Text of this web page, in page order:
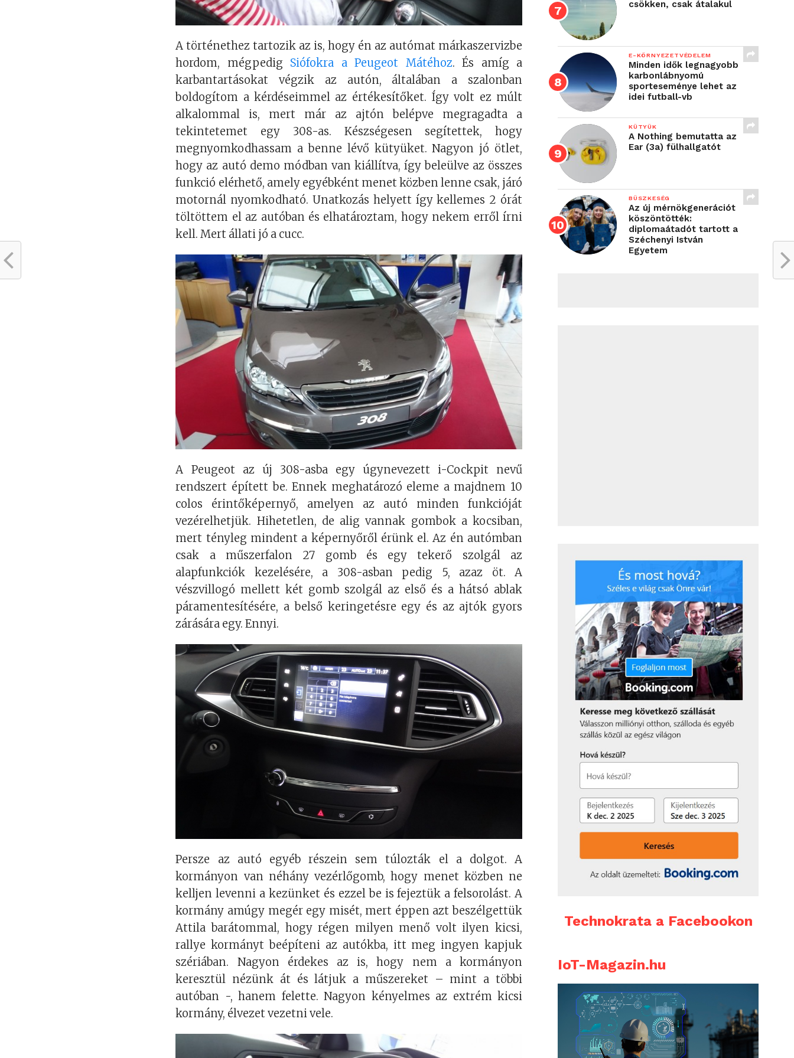
A történethez tartozik az is, hogy én az autómat márkaszervizbe
hordom, mégpedig Siófokra a Peugeot Mátéhoz. És amíg a
karbantartásokat végzik az autón, általában a szalonban
boldogítom a kérdéseimmel az értékesítőket. Így volt ez múlt
alkalommal is, mert már az ajtón belépve megragadta a
tekintetemet egy 308-as. Készségesen segítettek, hogy
megnyomkodhassam a benne lévő kütyüket. Nagyon jó ötlet,
hogy az autó demo módban van kiállítva, így beleülve az összes
funkció elérhető, amely egyébként menet közben lenne csak, járó
motornál nyomkodható. Unatkozás helyett így kellemes 2 órát
töltöttem el az autóban és elhatároztam, hogy nekem erről írni
kell. Mert állati jó a cucc.
A Peugeot az új 308-asba egy úgynevezett i-Cockpit nevű
rendszert épített be. Ennek meghatározó eleme a majdnem 10
colos érintőképernyő, amelyen az autó minden funkcióját
vezérelhetjük. Hihetetlen, de alig vannak gombok a kocsiban,
mert tényleg mindent a képernyőről érünk el. Az én autómban
csak a műszerfalon 27 gomb és egy tekerő szolgál az
alapfunkciók kezelésére, a 308-asban pedig 5, azaz öt. A
vészvillogó mellett két gomb szolgál az első és a hátsó ablak
páramentesítésére, a belső keringetésre egy és az ajtók gyors
zárására egy. Ennyi.
Persze az autó egyéb részein sem túlozták el a dolgot. A
kormányon van néhány vezérlőgomb, hogy menet közben ne
kelljen levenni a kezünket és ezzel be is fejeztük a felsorolást. A
kormány amúgy megér egy misét, mert éppen azt beszélgettük
Attila barátommal, hogy régen milyen menő volt ilyen kicsi,
rallye kormányt beépíteni az autókba, itt meg ingyen kapjuk
szériában. Nagyon érdekes az is, hogy nem a kormányon
keresztül nézünk át és látjuk a műszereket – mint a többi
autóban -, hanem felette. Nagyon kényelmes az extrém kicsi
kormány, élvezet vezetni vele.
csökken, csak átalakul
E-KÖRNYEZETVÉDELEM
Minden idők legnagyobb
karbonlábnyomú
sporteseménye lehet az
idei futball-vb
KÜTYÜK
A Nothing bemutatta az
Ear (3a) fülhallgatót
BÜSZKESÉG
Az új mérnökgenerációt
köszöntötték:
diplomaátadót tartott a
Széchenyi István
Egyetem
Technokrata a Facebookon
IoT-Magazin.hu